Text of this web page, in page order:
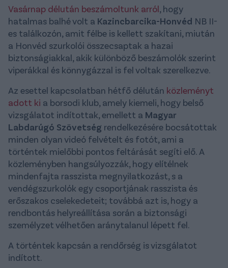
Vasárnap délután beszámoltunk arról, hogy
hatalmas balhé volt a Kazincbarcika-Honvéd NB II-
es találkozón, amit félbe is kellett szakítani, miután
a Honvéd szurkolói összecsaptak a hazai
biztonságiakkal, akik különböző beszámolók szerint
viperákkal és könnygázzal is fel voltak szerelkezve.
Az esettel kapcsolatban hétfő délután közleményt
adott ki a borsodi klub, amely kiemeli, hogy belső
vizsgálatot indítottak, emellett a Magyar
Labdarúgó Szövetség rendelkezésére bocsátottak
minden olyan videó felvételt és fotót, ami a
történtek mielőbbi pontos feltárását segíti elő. A
közleményben hangsúlyozzák, hogy elítélnek
mindenfajta rasszista megnyilatkozást, s a
vendégszurkolók egy csoportjának rasszista és
erőszakos cselekedeteit; továbbá azt is, hogy a
rendbontás helyreállítása során a biztonsági
személyzet vélhetően aránytalanul lépett fel.
A történtek kapcsán a rendőrség is vizsgálatot
indított.